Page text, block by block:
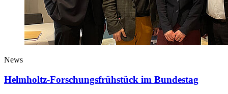
News
Helmholtz-Forschungsfrühstück im Bundestag